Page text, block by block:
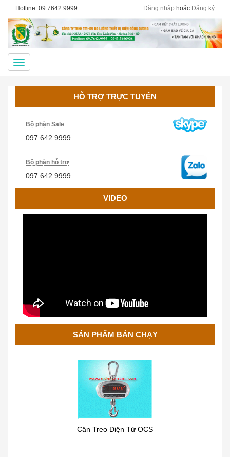
Hotline: 09.7642.9999 Đăng nhập hoặc Đăng ký
Menu
HỖ TRỢ TRỰC TUYẾN
Bộ phận Sale
097.642.9999
Bộ phận hỗ trợ
097.642.9999
VIDEO
SẢN PHẨM BÁN CHẠY
Cân Treo Điện Tử OCS